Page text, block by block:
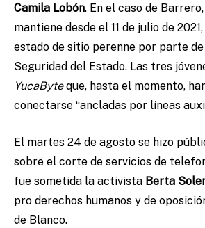
Camila Lobón. En el caso de
mantiene desde el 11 de julio de
estado de sitio perenne por parte
Seguridad del Estado. Las tres
YucaByteque, hasta el momento,
conectarse “ancladas por líneas
El martes 24 de agosto se hizo
sobre el corte de servicios de
fue sometida la activista Berta
pro derechos humanos y de
de Blanco.